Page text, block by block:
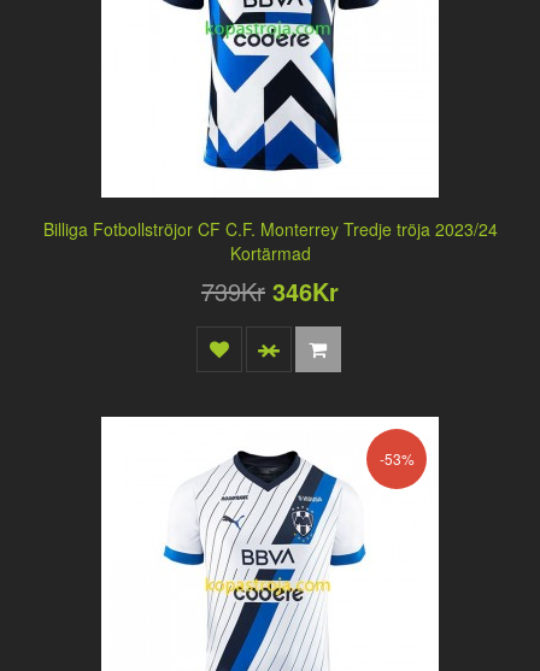
Billiga Fotbollströjor CF C.F. Monterrey Tredje tröja 2023/24
Kortärmad
739Kr 346Kr
-53%